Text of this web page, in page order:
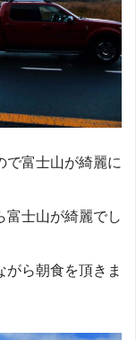
で富士山が綺麗に
富士山が綺麗でし
がら朝食を頂きま